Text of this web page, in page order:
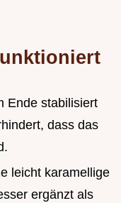
Ende stabilisiert
dass das
leicht karamellige
ergänzt als